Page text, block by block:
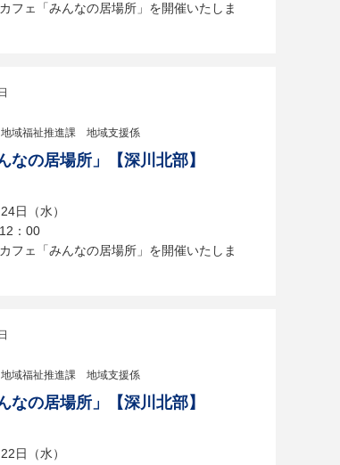
フェ「みんなの居場所」を開催いたしま
域福祉推進課 地域支援係
なの居場所」【深川北部】
日（水）
：00
フェ「みんなの居場所」を開催いたしま
域福祉推進課 地域支援係
なの居場所」【深川北部】
日（水）